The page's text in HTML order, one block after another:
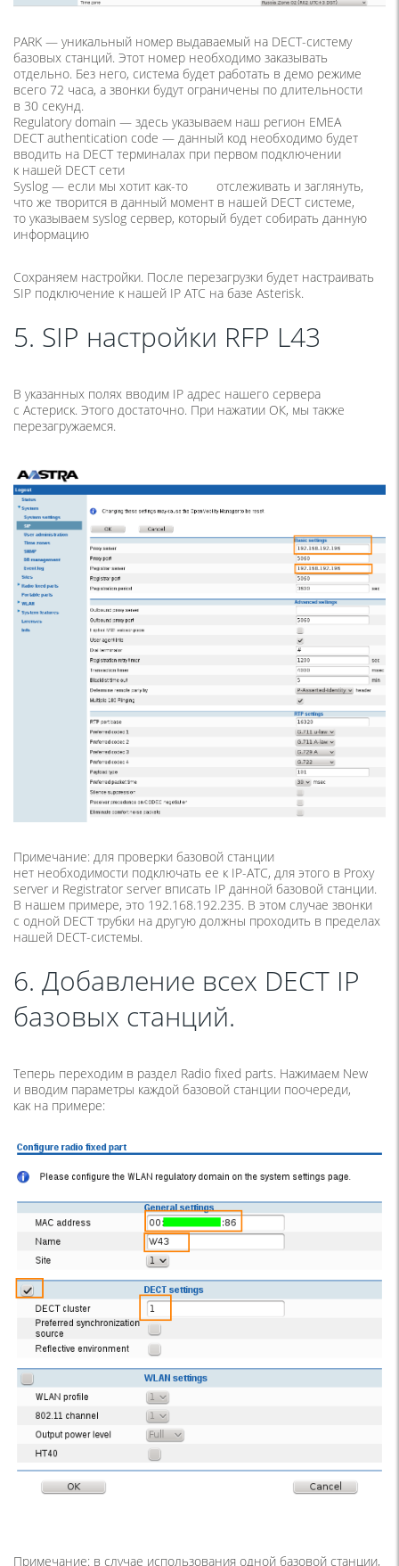
PARK — уникальный номер выдаваемый на DECT-систему
базовых станций. Этот номер необходимо заказывать
отдельно. Без него, система будет работать в демо режиме
всего 72 часа, а звонки будут ограничены по длительности
в 30 секунд.
Regulatory domain — здесь указываем наш регион EMEA
DECT authentication code — данный код необходимо будет
вводить на DECT терминалах при первом подключении
к нашей DECT сети
Syslog — если мы хотит как-то отслеживать и заглянуть,
что же творится в данный момент в нашей DECT системе,
то указываем syslog сервер, который будет собирать данную
информацию
Сохраняем настройки. После перезагрузки будет настраивать
SIP подключение к нашей IP АТС на базе Asterisk.
5. SIP настройки RFP L43
В указанных полях вводим IP адрес нашего сервера
с Астериск. Этого достаточно. При нажатии ОК, мы также
перезагружаемся.
Примечание: для проверки базовой станции
нет необходимости подключать ее к IP-АТС, для этого в Proxy
server и Registrator server вписать IP данной базовой станции.
В нашем примере, это 192.168.192.235. В этом случае звонки
с одной DECT трубки на другую должны проходить в пределах
нашей DECT-системы.
6. Добавление всех DECT IP
базовых станций.
Теперь переходим в раздел Radio fixed parts. Нажимаем New
и вводим параметры каждой базовой станции поочереди,
как на примере:
Примечание: в случае использования одной базовой станции,